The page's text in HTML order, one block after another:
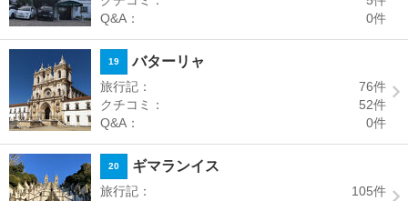
Q&A：
0件
19 バターリャ
旅行記： 76件
クチコミ：
52件
Q&A：
0件
20 ギマランイス
旅行記： 105件